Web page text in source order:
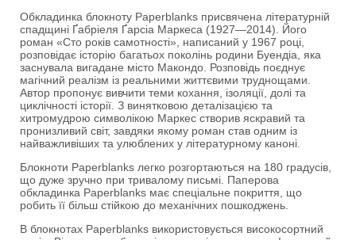
Обкладинка блокноту Paperblanks присвячена літературній
спадщині Ґабріеля Ґарсіа Маркеса (1927—2014). Його
роман «Сто років самотності», написаний у 1967 році,
розповідає історію багатьох поколінь родини Буендіа, яка
заснувала вигадане місто Макондо. Розповідь поєднує
магічний реалізм із реальними життєвими труднощами.
Автор пропонує вивчити теми кохання, ізоляції, долі та
циклічності історії. З винятковою деталізацією та
хитромудрою символікою Маркес створив яскравий та
пронизливий світ, завдяки якому роман став одним із
найважливіших та улюблених у літературному каноні.
Блокноти Paperblanks легко розгортаються на 180 градусів,
що дуже зручно при тривалому письмі. Паперова
обкладинка Paperblanks має спеціальне покриття, що
робить її більш стійкою до механічних пошкоджень.
В блокнотах Paperblanks використовується високосортний